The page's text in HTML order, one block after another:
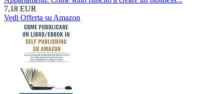
7,18 EUR
Vedi Offerta su Amazon